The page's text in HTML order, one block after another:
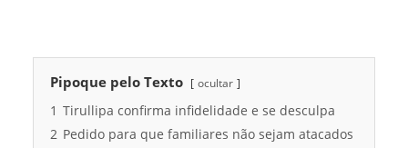
Pipoque pelo Texto ocultar
1 Tirullipa confirma infidelidade e se desculpa
2 Pedido para que familiares não sejam atacados